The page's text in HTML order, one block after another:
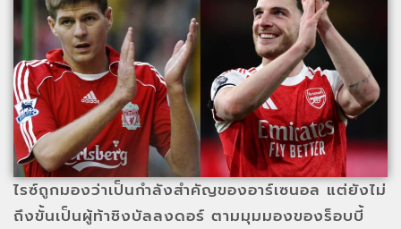
ไรซ์ถูกมองว่าเป็นกำลังสำคัญของอาร์เซนอล แต่ยังไม่
ถึงขั้นเป็นผู้ท้าชิงบัลลงดอร์ ตามมุมมองของร็อบบี้